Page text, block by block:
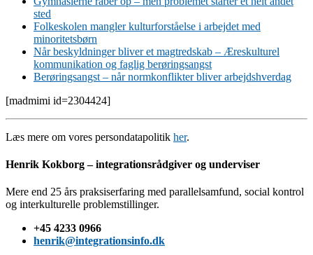
sted
Folkeskolen mangler kulturforståelse i arbejdet med
minoritetsbørn
Når beskyldninger bliver et magtredskab – Æreskulturel
kommunikation og faglig berøringsangst
Berøringsangst – når normkonflikter bliver arbejdshverdag
[madmimi id=2304424]
Læs mere om vores persondatapolitik her.
Henrik Kokborg – integrationsrådgiver og underviser
Mere end 25 års praksiserfaring med parallelsamfund, social kontrol
og interkulturelle problemstillinger.
+45 4233 0966
henrik@integrationsinfo.dk